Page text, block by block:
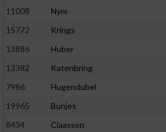
11008
Nym
15772
Krings
13886
Huber
13382
Katenbring
7986
Hugendubel
19965
Bunjes
8434
Claassen